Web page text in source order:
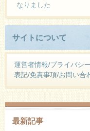
なりました
サイトについて
運営者情報/プライバシ
表記/免責事項/お問い合
最新記事